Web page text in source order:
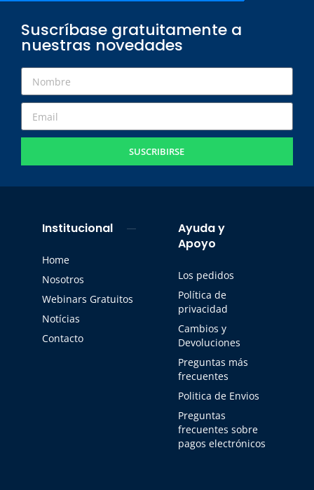
Suscríbase gratuitamente a
nuestras novedades
SUSCRIBIRSE
Institucional
Home
Nosotros
Webinars Gratuitos
Notícias
Contacto
Ayuda y
Apoyo
Los pedidos
Política de
privacidad
Cambios y
Devoluciones
Preguntas más
frecuentes
Politica de Envios
Preguntas
frecuentes sobre
pagos electrónicos